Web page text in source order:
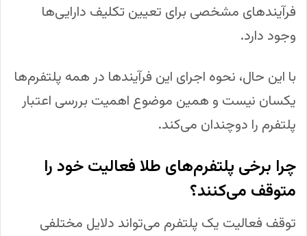
فرآیندهای مشخصی برای تعیین تکلیف دارایی‌ها
وجود دارد.
با این حال، نحوه اجرای این فرآیندها در همه پلتفرم‌ها
یکسان نیست و همین موضوع اهمیت بررسی اعتبار
پلتفرم را دوچندان می‌کند.
چرا برخی پلتفرم‌های طلا فعالیت خود را
متوقف می‌کنند؟
توقف فعالیت یک پلتفرم می‌تواند دلایل مختلفی